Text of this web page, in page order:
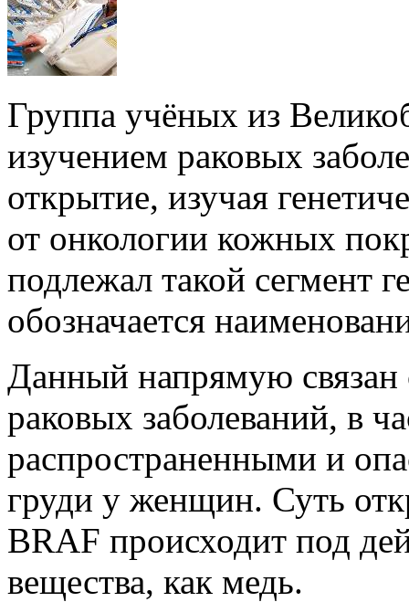
Группа учёных из
изучением раковых
открытие, изучая
от онкологии кожных
подлежал такой сегмент
обозначается
Данный напрямую
раковых заболеваний, в
распространенными и
груди у женщин. Суть
BRAF происходит под
вещества, как медь.